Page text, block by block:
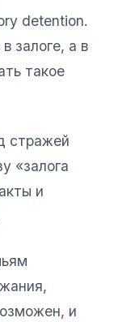
detention.
залоге, а в
такое
стражей
«залога
и
и